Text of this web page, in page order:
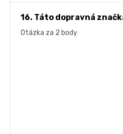
16. Táto dopravná
Otázka za 2 body